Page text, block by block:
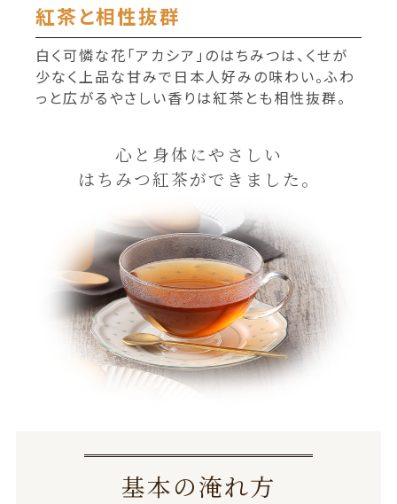
紅茶と相性抜群
白く可憐な花「アカシア」のはちみつは、くせが
少なく上品な甘みで日本人好みの味わい。ふわ
っと広がるやさしい香りは紅茶とも相性抜群。
心と身体にやさしい
はちみつ紅茶ができました。
基本の淹れ方